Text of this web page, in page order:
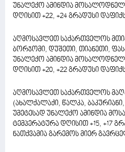
უნალექო ამინდია
დღისით +22, +24 გრადუსი
აღმოსავლეთ საქართველოს
ბორჯომი, დუშეთი, თიანეთი,
უნალექო ამინდია
დღისით +20, +22 გრადუსი
აღმოსავლეთ საქართველოს
(ახალქალაქი, წალკა,
უმეტესად უნალექო ამინდია
ტემპერატურა დღისით +15, +17
ნათქვამია გარემოს მიერ